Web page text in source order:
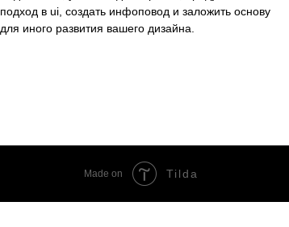
подход в ui, создать инфоповод и заложить основу
для иного развития вашего дизайна.
Made on Tilda